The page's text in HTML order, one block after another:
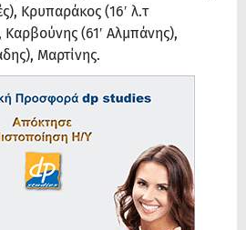
Κρυπαράκος (16′ λ.τ
Καρβούνης (61′ Αλμπάνης),
Μαρτίνης.